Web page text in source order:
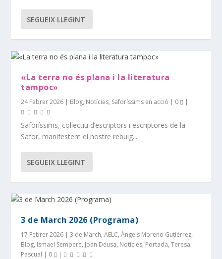
SEGUEIX LLEGINT
«La terra no és plana i la literatura
tampoc»
24 Febrer 2026 | Blog, Notícies, Saforíssims en acció | 0 |
Saforíssims, col·lectiu d’escriptors i escriptores de la
Safor, manifestem el nostre rebuig...
SEGUEIX LLEGINT
3 de March 2026 (Programa)
17 Febrer 2026 |3 de March,AELC,Àngels Moreno Gutiérrez,
Blog, Ismael Sempere, Joan Deusa, Notícies, Portada,Teresa
Pascual | 0 |